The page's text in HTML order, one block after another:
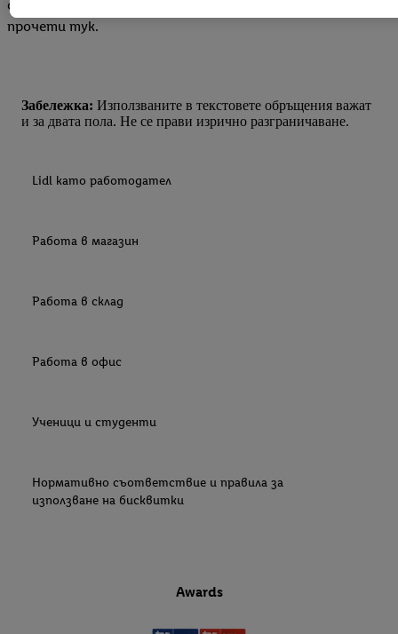
свързана със защитата на личните данни
прочети тук.
Забележка: Използваните в текстовете обръщения важат
и за двата пола. Не се прави изрично разграничаване.
Lidl като работодател
Работа в магазин
Работа в склад
Работа в офис
Ученици и студенти
Нормативно съответствие и правила за
използване на бисквитки
Awards
използването на необходимите технологии. С натискане на
съгласието си по всяко време с действие за в бъдеще, можете
намерите в нашата
политика за поверителност